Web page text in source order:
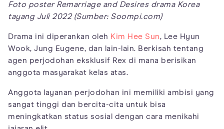
Foto poster Remarriage and Desires drama Korea
tayang Juli 2022 (Sumber: Soompi.com)
Drama ini diperankan oleh Kim Hee Sun, Lee Hyun
Wook, Jung Eugene, dan lain-lain. Berkisah tentang
agen perjodohan eksklusif Rex di mana berisikan
anggota masyarakat kelas atas.
Anggota layanan perjodohan ini memiliki ambisi yang
sangat tinggi dan bercita-cita untuk bisa
meningkatkan status sosial dengan cara menikahi